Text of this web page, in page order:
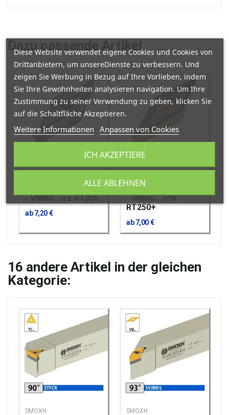
Dazu passende Artikel
Wendeschneidplatte
- VNMG...-FE RT305
ab 7,20 €
Wendeschneidplatte
- VNMG...-PM
RT250+
ab 7,00 €
16 andere Artikel in der gleichen
Kategorie:
SMOXH SMOXH
Diese Website verwendet eigene Cookies und Cookies von
Drittanbietern, um unsereDienste zu verbessern. Und
zeigen Sie Werbung in Bezug auf Ihre Vorlieben, indem
Sie Ihre Gewohnheiten analysieren navigation. Um Ihre
Zustimmung zu seiner Verwendung zu geben, klicken Sie
auf die Schaltfläche Akzeptieren.
Weitere Informationen Anpassen von Cookies
ALLE ABLEHNEN
ICH AKZEPTIERE